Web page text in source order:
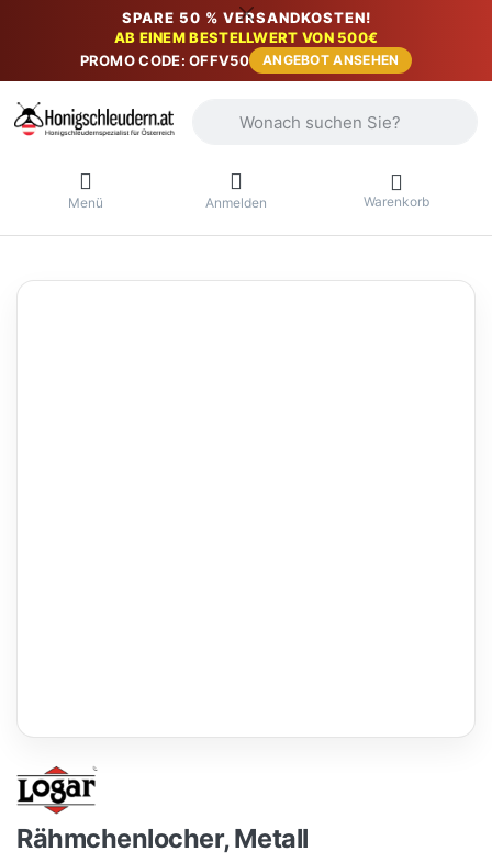
SPARE 50 % VERSANDKOSTEN!
AB EINEM BESTELLWERT VON 500€
PROMO CODE: OFFV50
ANGEBOT ANSEHEN
Menü Anmelden Warenkorb
Rähmchenlocher, Metall